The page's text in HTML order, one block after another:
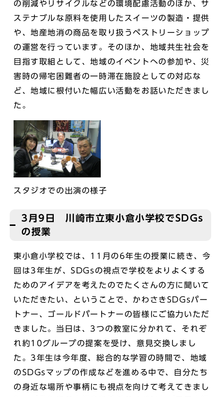
の削減やリサイクルなどの環境配慮活動のほか、サ
ステナブルな原料を使用したスイーツの製造・提供
や、地産地消の商品を取り扱うペストリーショップ
の運営を行っています。そのほか、地域共生社会を
目指す取組として、地域のイベントへの参加や、災
害時の帰宅困難者の一時滞在施設としての対応な
ど、地域に根付いた幅広い活動をお話いただきまし
た。
スタジオでの出演の様子
3月9日 川崎市立東小倉小学校でSDGs
の授業
東小倉小学校では、11月の6年生の授業に続き、今
回は3年生が、SDGsの視点で学校をよりよくする
ためのアイデアを考えたのでたくさんの方に聞いて
いただきたい、ということで、かわさきSDGsパー
トナー、ゴールドパートナーの皆様にご協力いただ
きました。当日は、3つの教室に分かれて、それぞ
れ約10グループの提案を受け、意見交換しまし
た。3年生は今年度、総合的な学習の時間で、地域
のSDGsマップの作成などを進める中で、自分たち
の身近な場所や事柄にも視点を向けて考えてきまし